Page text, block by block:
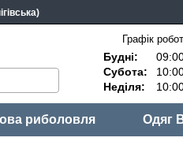
Графік
Будні:
Субота:
Неділя:
риболовля Одяг